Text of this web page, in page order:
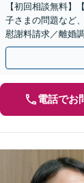
【初回相談無料】
子さまの問題など
慰謝料請求／離婚
思いを代弁し、最
電話でお